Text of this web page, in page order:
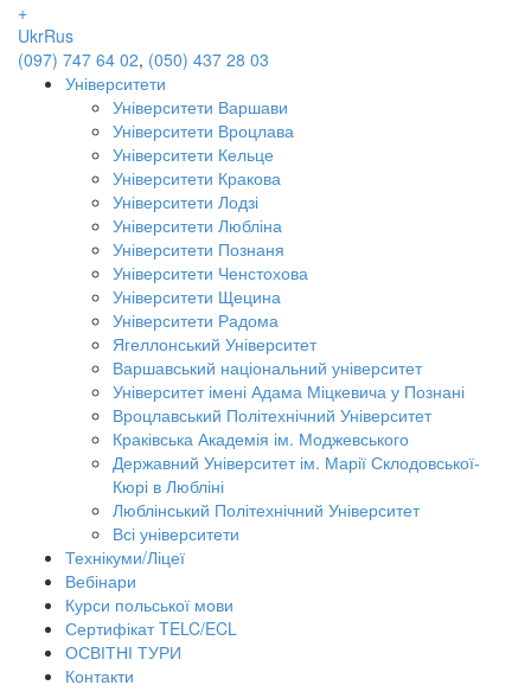
+
UkrRus
(097) 747 64 02, (050) 437 28 03
Університети
Університети Варшави
Університети Вроцлава
Університети Кельце
Університети Кракова
Університети Лодзі
Університети Любліна
Університети Познаня
Університети Ченстохова
Університети Щецина
Університети Радома
Ягеллонський Університет
Варшавський національний університет
Університет імені Адама Міцкевича у Познані
Вроцлавський Політехнічний Університет
Краківська Академія ім. Моджевського
Державний Університет ім. Марії Склодовської-
Кюрі в Любліні
Люблінський Політехнічний Університет
Всі університети
Технікуми/Ліцеї
Вебінари
Курси польської мови
Сертифікат TELC/ECL
ОСВІТНІ ТУРИ
Контакти